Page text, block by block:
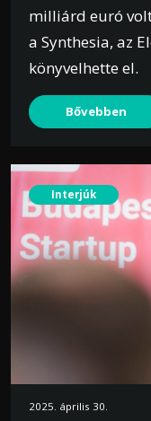
milliárd euró
a Synthesia, az
könyvelhette el.
Bővebben
Interjúk
2025. április 30.